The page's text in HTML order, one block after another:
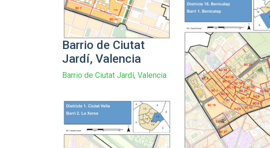
Barrio de Ciutat
Jardí, Valencia
Barrio de Ciutat Jardí, Valencia